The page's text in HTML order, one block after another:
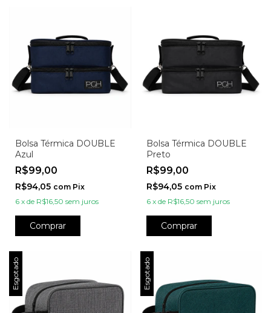
Bolsa Térmica DOUBLE
Azul
R$99,00
R$94,05 com Pix
6 x de R$16,50 sem juros
Comprar
Bolsa Térmica DOUBLE
Preto
R$99,00
R$94,05 com Pix
6 x de R$16,50 sem juros
Comprar
Esgotado Esgotado